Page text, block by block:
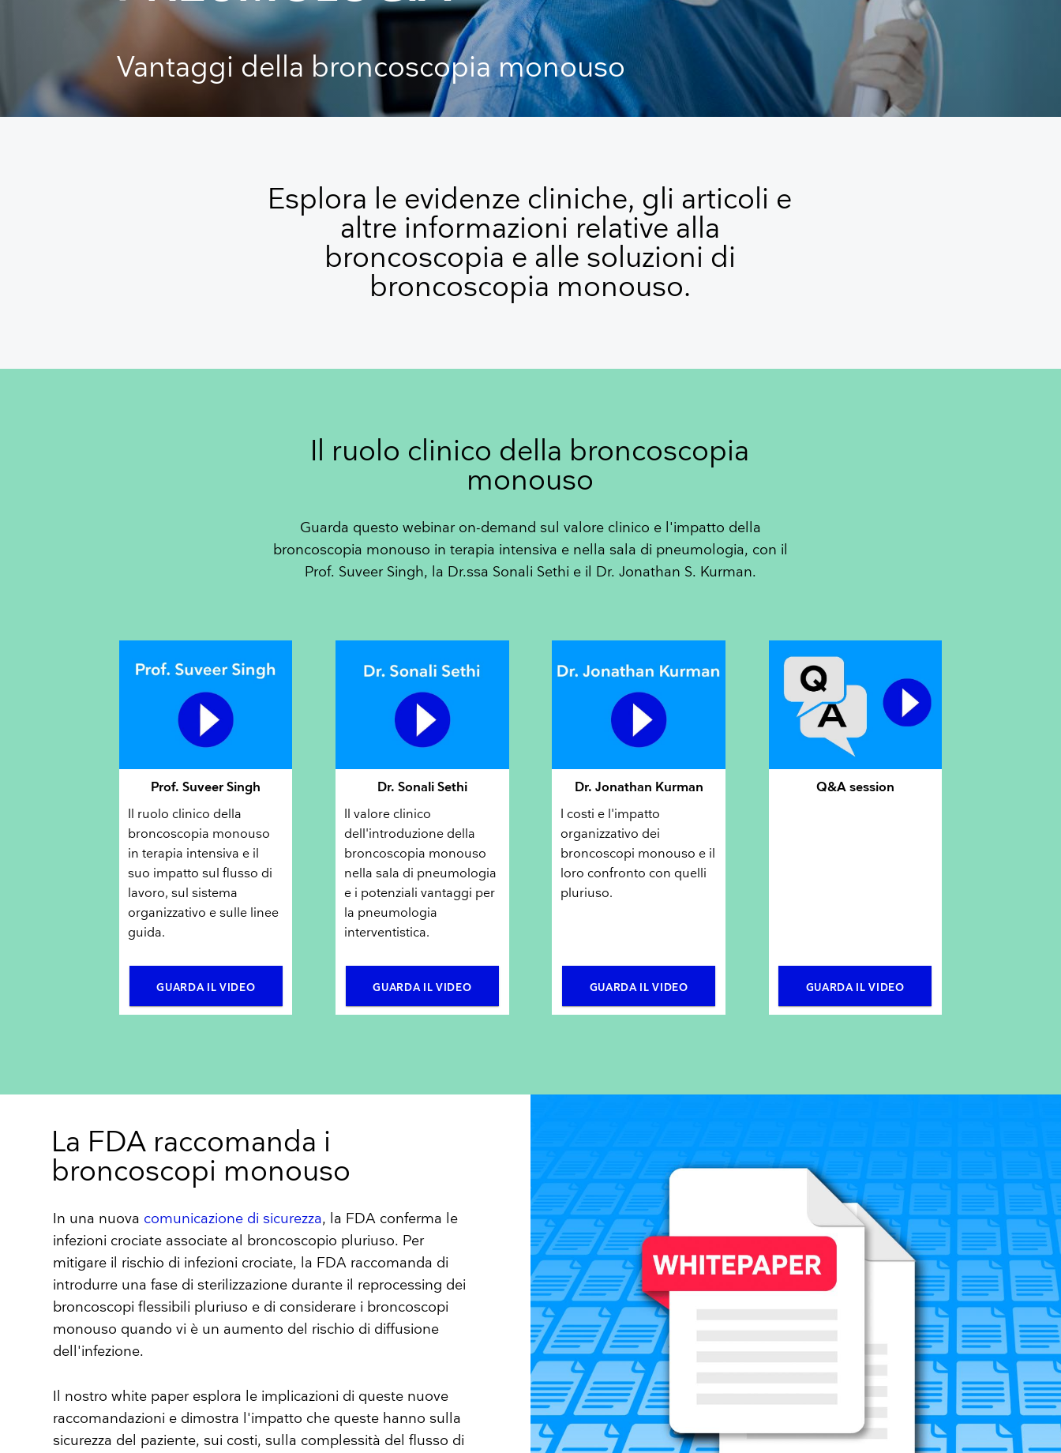
Palloni rianimatori
Vantaggi della broncoscopia monouso
Esplora le evidenze cliniche, gli articoli e
altre informazioni relative alla
broncoscopia e alle soluzioni di
broncoscopia monouso.
Il ruolo clinico della broncoscopia
monouso
Guarda questo webinar on-demand sul valore clinico e l'impatto della
broncoscopia monouso in terapia intensiva e nella sala di pneumologia, con il
Prof. Suveer Singh, la Dr.ssa Sonali Sethi e il Dr. Jonathan S. Kurman.
Prof. Suveer Singh
Il ruolo clinico della
broncoscopia monouso
in terapia intensiva e il
suo impatto sul flusso di
lavoro, sul sistema
organizzativo e sulle linee
guida.
GUARDA IL VIDEO
Dr. Sonali Sethi
Il valore clinico
dell'introduzione della
broncoscopia monouso
nella sala di pneumologia
e i potenziali vantaggi per
la pneumologia
interventistica.
GUARDA IL VIDEO
Dr. Jonathan Kurman
I costi e l'impatto
organizzativo dei
broncoscopi monouso e il
loro confronto con quelli
pluriuso.
GUARDA IL VIDEO
Q&A session
GUARDA IL VIDEO
La FDA raccomanda i
broncoscopi monouso
In una nuova comunicazione di sicurezza, la FDA conferma le
infezioni crociate associate al broncoscopio pluriuso. Per
mitigare il rischio di infezioni crociate, la FDA raccomanda di
introdurre una fase di sterilizzazione durante il reprocessing dei
broncoscopi flessibili pluriuso e di considerare i broncoscopi
monouso quando vi è un aumento del rischio di diffusione
dell'infezione.
Il nostro white paper esplora le implicazioni di queste nuove
raccomandazioni e dimostra l'impatto che queste hanno sulla
sicurezza del paziente, sui costi, sulla complessità del flusso di